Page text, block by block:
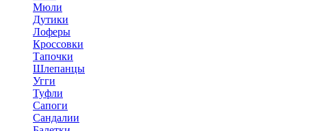
Мюли
Дутики
Лоферы
Кроссовки
Тапочки
Шлепанцы
Угги
Туфли
Сапоги
Сандалии